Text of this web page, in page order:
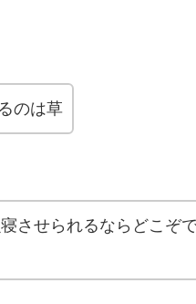
のは草
させられるならどこぞ